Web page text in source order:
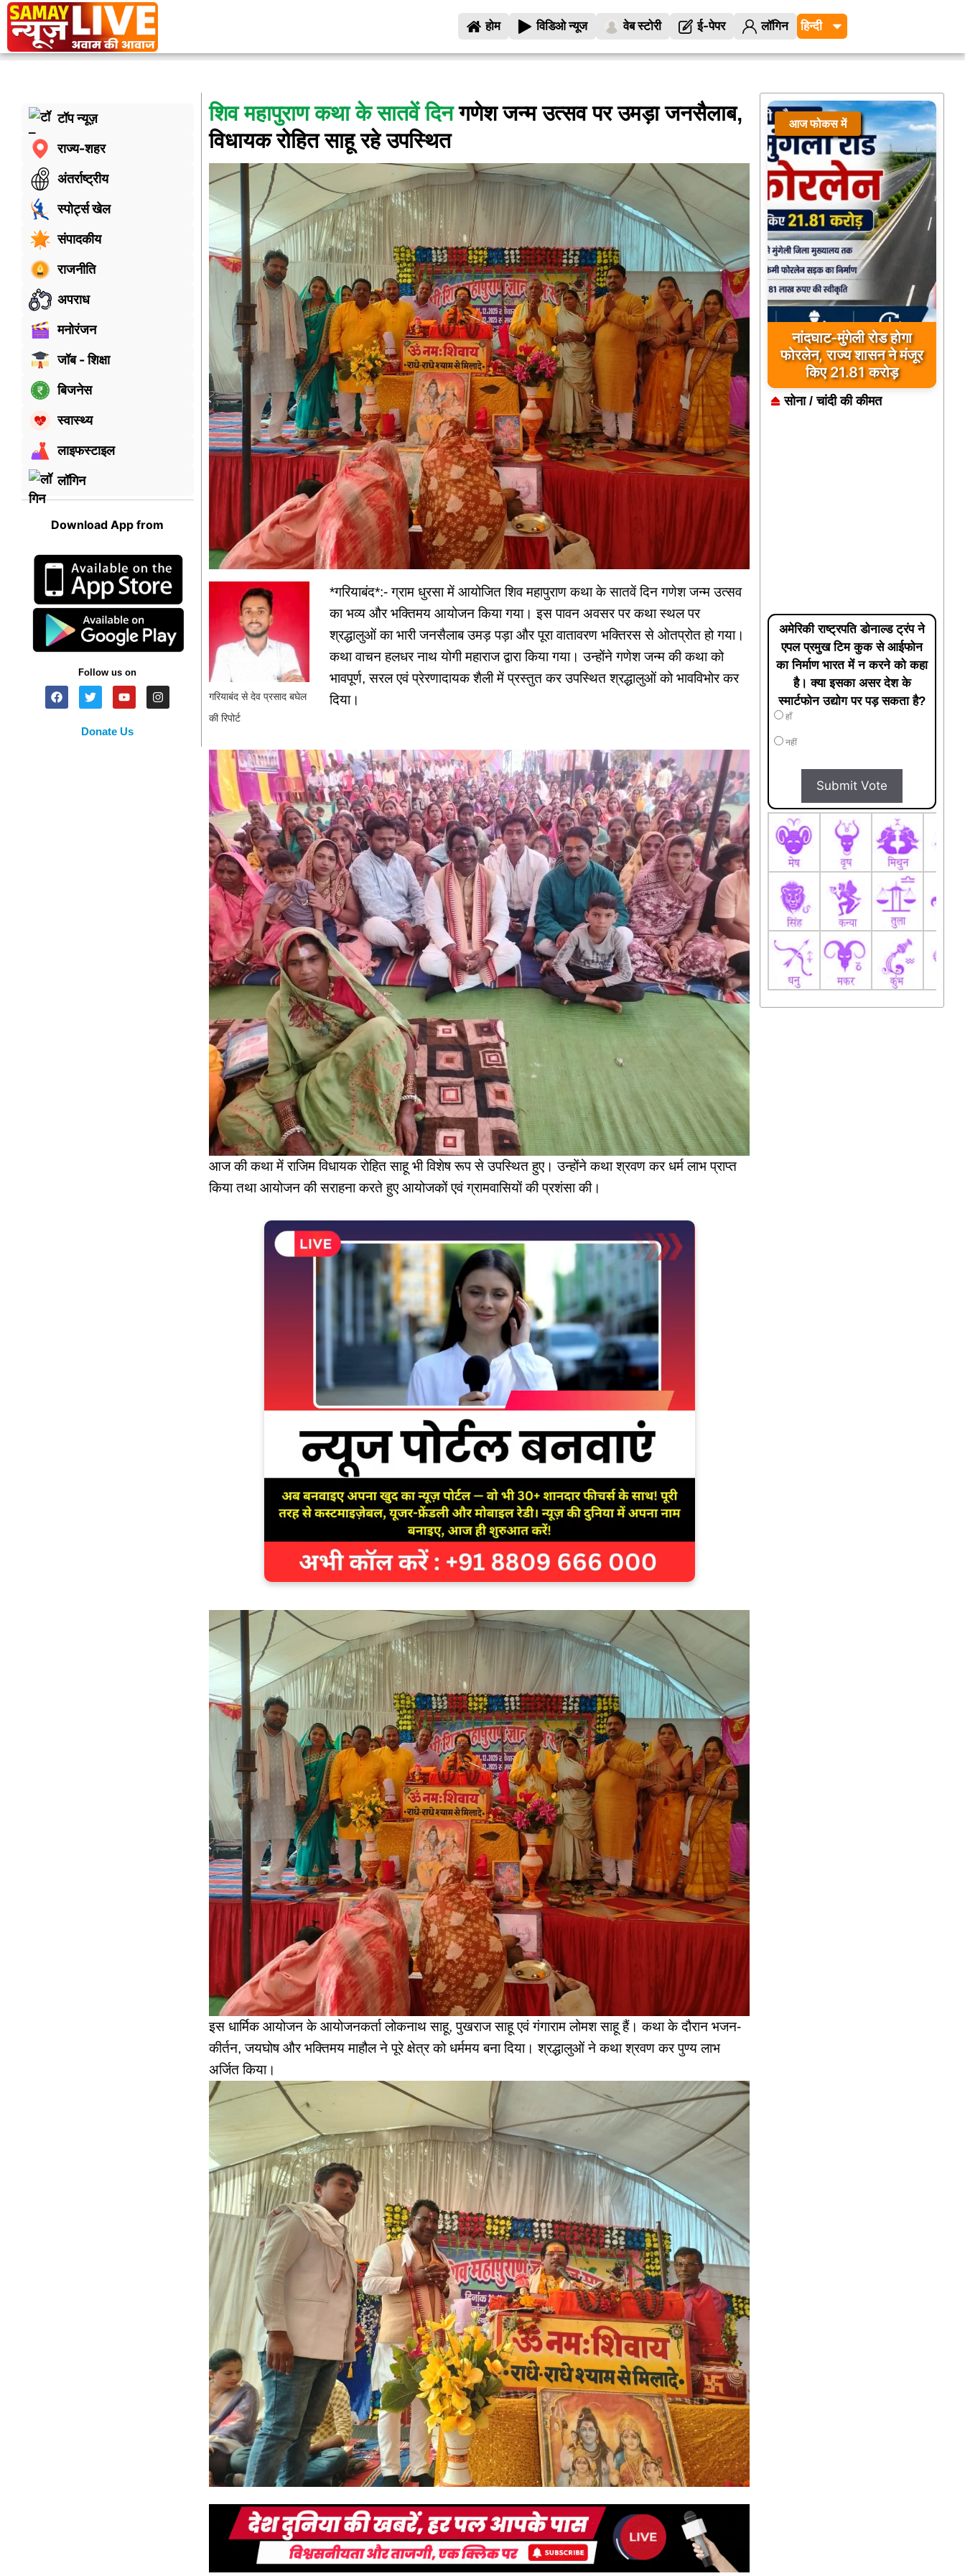
होम विडिओ न्यूज वेब स्टोरी ई-पेपर लॉगिन
टॉप न्यूज़
राज्य-शहर
अंतर्राष्ट्रीय
स्पोर्ट्स खेल
संपादकीय
राजनीति
अपराध
मनोरंजन
जॉब - शिक्षा
बिजनेस
स्वास्थ्य
लाइफस्टाइल
लॉगिन
Download App from
Follow us on
Donate Us
शिव महापुराण कथा के सातवें दिनगणेश जन्म उत्सव पर उमड़ा जनसैलाब,
विधायक रोहित साहू रहे उपस्थित
गरियाबंद से देव प्रसाद बघेल
की रिपोर्ट
*गरियाबंद*:- ग्राम धुरसा में आयोजित शिव महापुराण कथा के सातवें दिन गणेश जन्म उत्सव
का भव्य और भक्तिमय आयोजन किया गया। इस पावन अवसर पर कथा स्थल पर
श्रद्धालुओं का भारी जनसैलाब उमड़ पड़ा और पूरा वातावरण भक्तिरस से ओतप्रोत हो गया।
कथा वाचन हलधर नाथ योगी महाराज द्वारा किया गया। उन्होंने गणेश जन्म की कथा को
भावपूर्ण, सरल एवं प्रेरणादायक शैली में प्रस्तुत कर उपस्थित श्रद्धालुओं को भावविभोर कर
दिया।
आज की कथा में राजिम विधायक रोहित साहू भी विशेष रूप से उपस्थित हुए। उन्होंने कथा श्रवण कर धर्म लाभ प्राप्त
किया तथा आयोजन की सराहना करते हुए आयोजकों एवं ग्रामवासियों की प्रशंसा की।
इस धार्मिक आयोजन के आयोजनकर्ता लोकनाथ साहू, पुखराज साहू एवं गंगाराम लोमश साहू हैं। कथा के दौरान भजन-
कीर्तन, जयघोष और भक्तिमय माहौल ने पूरे क्षेत्र को धर्ममय बना दिया। श्रद्धालुओं ने कथा श्रवण कर पुण्य लाभ
अर्जित किया।
आज फोकस में
पूजा-पाठ के बाद वृद्ध ने मंदिर
परिसर में दी जान, फांसी के
फंदे पर मिला शव
सोना / चांदी की कीमत
अमेरिकी राष्ट्रपति डोनाल्ड ट्रंप ने
एपल प्रमुख टिम कुक से आईफोन
का निर्माण भारत में न करने को कहा
है। क्या इसका असर देश के
स्मार्टफोन उद्योग पर पड़ सकता है?
हाँ
नहीं
Submit Vote